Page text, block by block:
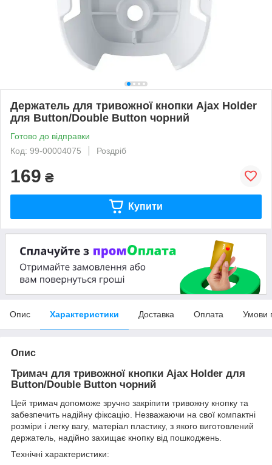
Держатель для тривожної кнопки Ajax Holder
для Button/Double Button чорний
Готово до відправки
Код: 99-00004075
Роздріб
169 ₴
Купити
Опис Характеристики Доставка Оплата Умови
Опис
Тримач для тривожної кнопки Ajax Holder для
Button/Double Button чорний
Цей тримач допоможе зручно закріпити тривожну кнопку та
забезпечить надійну фіксацію. Незважаючи на свої компактні
розміри і легку вагу, матеріал пластику, з якого виготовлений
держатель, надійно захищає кнопку від пошкоджень.
Технічні характеристики: